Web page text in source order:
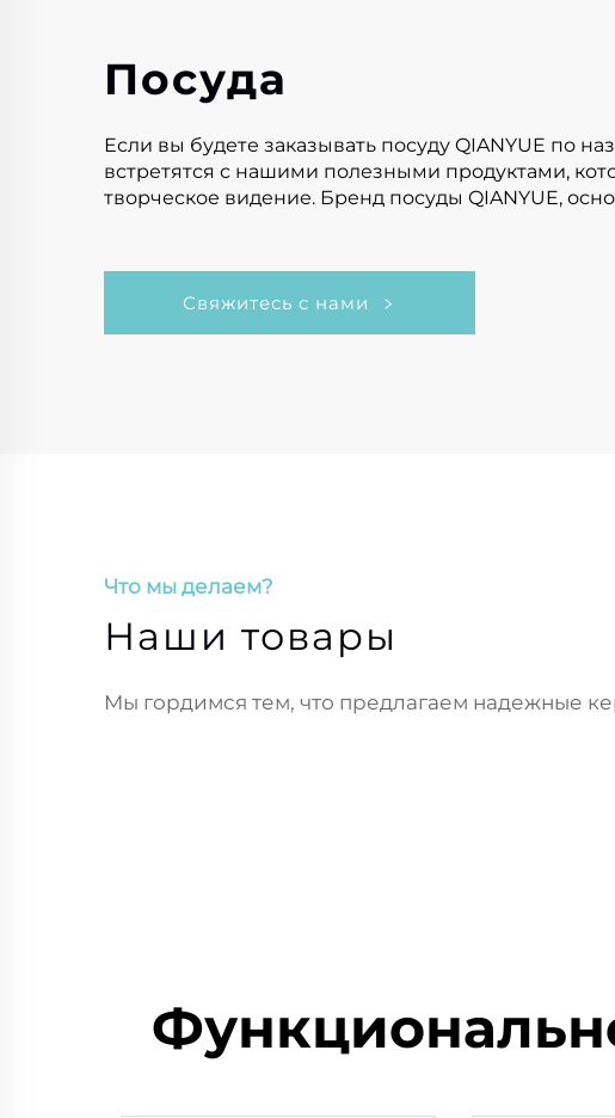
Посуда
Если вы будете заказывать посуду QIANYUE по
встретятся с нашими полезными продуктами,
творческое видение. Бренд посуды QIANYUE,
Свяжитесь с нами
Что мы делаем?
Наши товары
Мы гордимся тем, что предлагаем надежные